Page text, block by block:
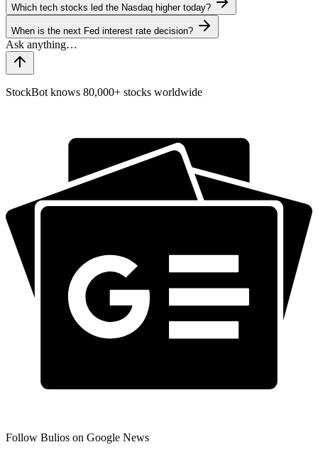
Which tech stocks led the Nasdaq higher today?
When is the next Fed interest rate decision?
StockBot knows 80,000+ stocks worldwide
Follow Bulios on Google News